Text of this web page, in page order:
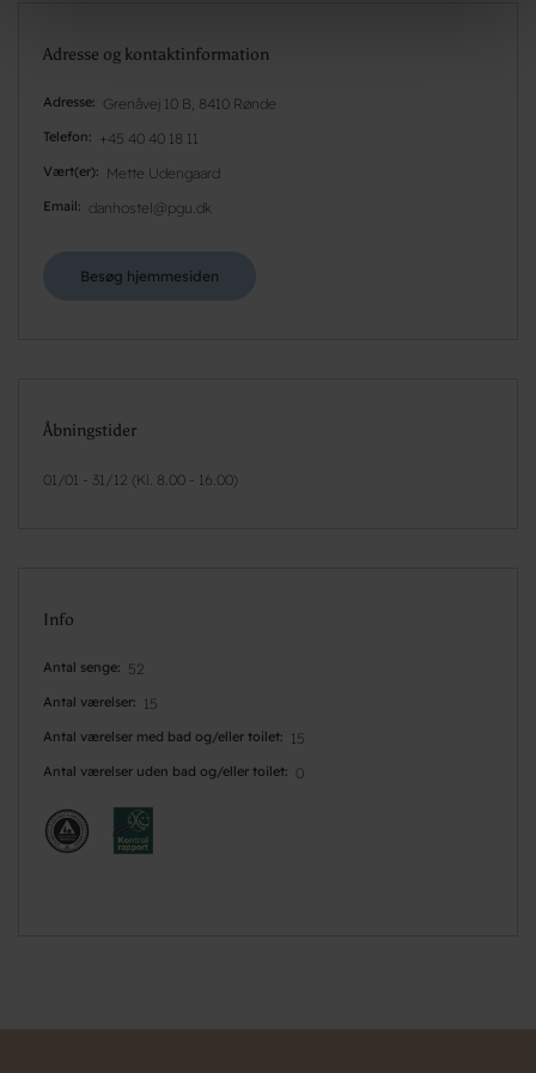
Adresse og kontaktinformation
Adresse Grenåvej 10 B, 8410 Rønde
Telefon +45 40 40 18 11
Vært(er) Mette Udengaard
Email danhostel@pgu.dk
Besøg hjemmesiden
Åbningstider
01/01 - 31/12 (Kl. 8.00 - 16.00)
Info
Antal senge 52
Antal værelser 15
Antal værelser med bad og/eller toilet 15
Antal værelser uden bad og/eller toilet 0